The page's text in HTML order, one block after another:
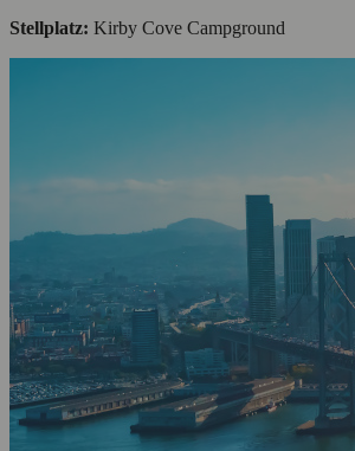
Stellplatz: Kirby Cove Campground